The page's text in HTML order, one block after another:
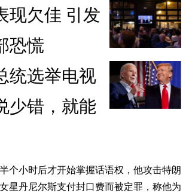
现欠佳 引发
恐慌
统选举电视
少错，就能
个小时后才开始掌握话语权，他攻击特朗
星丹尼尔斯支付封口费而被定罪，称他为